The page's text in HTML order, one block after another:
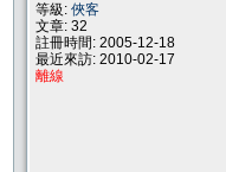
等級: 俠客
文章: 32
註冊時間: 2005-12-18
最近來訪: 2010-02-17
離線